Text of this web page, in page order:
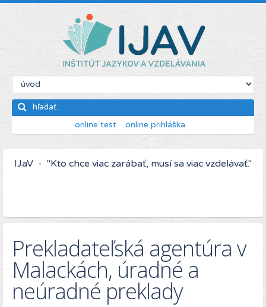
online test online prihláška
IJaV - "Kto chce viac zarábať, musí sa viac vzdelávať."
Prekladateľská agentúra v
Malackách, úradné a
neúradné preklady